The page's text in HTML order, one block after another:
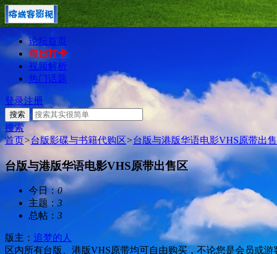
论坛首页
每日打卡
视频解析
热门话题
登录注册
搜索
搜索
首页>台版影碟与书籍代购区>台版与港版华语电影VHS原带出
台版与港版华语电影VHS原带出售区
今日：0
主题： 3
总帖： 3
版主： 追梦的人
区内所有台版、港版VHS原带均可自由购买，不论您是会员或游